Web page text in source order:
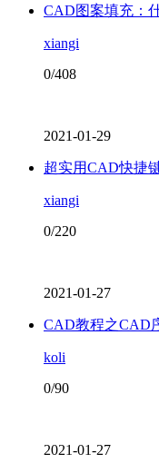
CAD图案填充：
xiangi
0/408
2021-01-29
超实用CAD快捷
xiangi
0/220
2021-01-27
CAD教程之CAD
koli
0/90
2021-01-27